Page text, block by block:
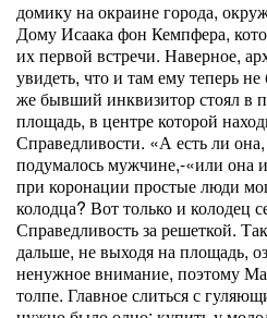
домику на окраине города,
Дому Исаака фон Кемпфера,
их первой встречи. Наверное,
увидеть, что и там ему теперь
же бывший инквизитор стоял в
площадь, в центре которой
Справедливости. «А есть ли
подумалось мужчине,-«или она
при коронации простые люди
колодца? Вот только и колодец
Справедливость за решеткой.
дальше, не выходя на площадь,
ненужное внимание, поэтому
толпе. Главное слиться с